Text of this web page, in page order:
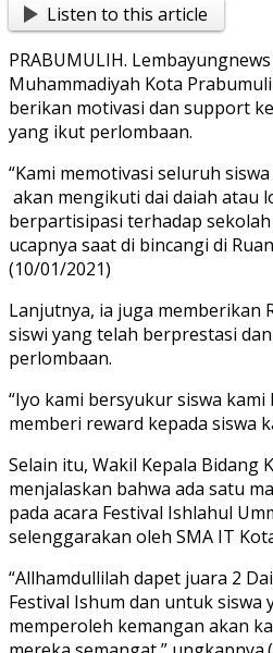
ShareListen to this article
PRABUMULIH.
Muhammadiyah Kota
berikan motivasi dan support
yang ikut perlombaan.
“Kami memotivasi seluruh
akan mengikuti dai daiah atau
berpartisipasi terhadap
ucapnya saat di bincangi di
(10/01/2021)
Lanjutnya, ia juga memberikan
siswi yang telah berprestasi
perlombaan.
“Iyo kami bersyukur siswa
memberi reward kepada siswa
Selain itu, Wakil Kepala Bidang
menjalaskan bahwa ada satu
pada acara Festival Ishlahul
selenggarakan oleh SMA IT
“Allhamdullilah dapet juara 2
Festival Ishum dan untuk siswa
memperoleh kemangan akan